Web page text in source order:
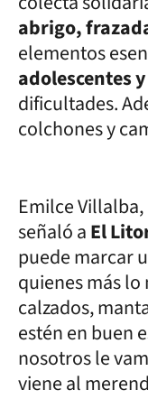
abrigo,
elementos
adolescentes
dificultades.
colchones y
Emilce
señaló aEl
puede marcar
quienes más
calzados,
estén en buen
nosotros le
viene al